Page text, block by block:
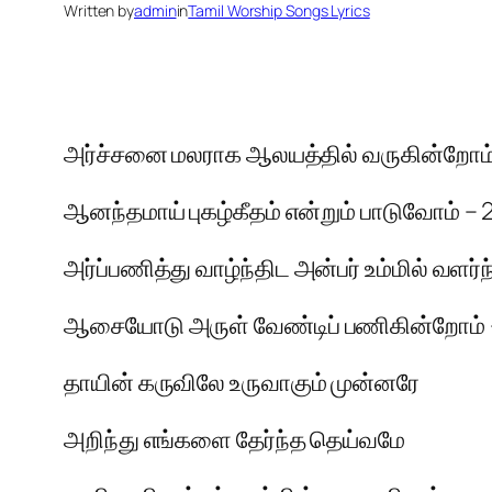
Written byadmininTamil Worship Songs Lyrics
அர்ச்சனை மலராக ஆலயத்தில்
ஆனந்தமாய் புகழ்கீதம் என்றும் பாடுவோம் –
அர்ப்பணித்து வாழ்ந்திட அன்பர் உம்மில்
ஆசையோடு அருள் வேண்டிப் பணிகின்றோம்
தாயின் கருவிலே உருவாகும் முன்னரே
அறிந்து எங்களை தேர்ந்த தெய்வமே